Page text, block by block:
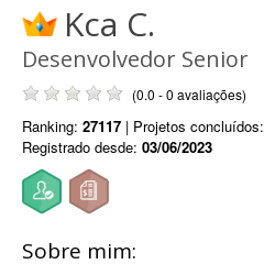
Kca C.
Desenvolvedor Senior
(0.0 - 0 avaliações)
Ranking: 27117 | Projetos concluídos:
Registrado desde: 03/06/2023
Sobre mim: